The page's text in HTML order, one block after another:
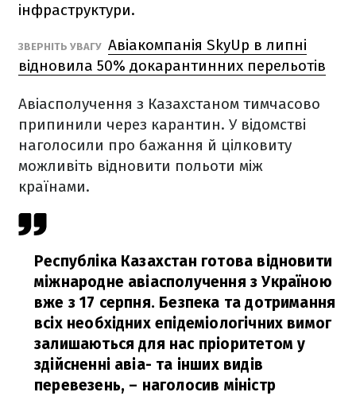
інфраструктури.
ЗВЕРНІТЬ УВАГУ Авіакомпанія SkyUp в липні
відновила 50% докарантинних перельотів
Авіасполучення з Казахстаном тимчасово
припинили через карантин. У відомстві
наголосили про бажання й цілковиту
можливіть відновити польоти між
країнами.
Республіка Казахстан готова відновити
міжнародне авіасполучення з Україною
вже з 17 серпня. Безпека та дотримання
всіх необхідних епідеміологічних вимог
залишаються для нас пріоритетом у
здійсненні авіа- та інших видів
перевезень, – наголосив міністр